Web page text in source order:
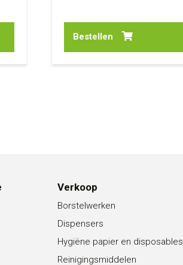
was:
€78,95.
Bestellen
Verkoop
Borstelwerken
Dispensers
Hygiëne papier en disposables
Reinigingsmiddelen